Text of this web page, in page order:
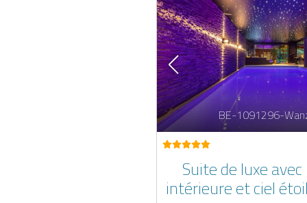
BE-1091296-
Suite de luxe
intérieure et ciel